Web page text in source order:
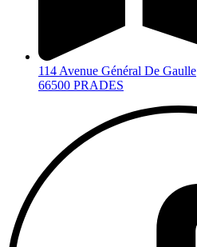
114 Avenue Général De Gaulle
66500 PRADES